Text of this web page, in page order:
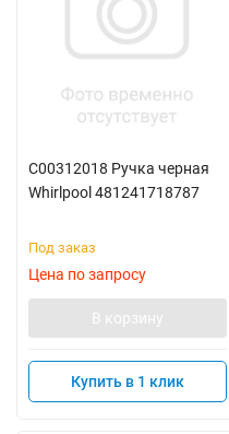
C00312018 Ручка черная
Whirlpool 481241718787
Под заказ
Цена по запросу
В корзину
Купить в 1 клик